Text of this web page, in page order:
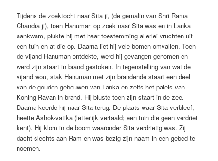
Tijdens de zoektocht naar Sita ji, (de gemalin van Shri Rama
Chandra ji), toen Hanuman op zoek naar Sita was en in Lanka
aankwam, plukte hij met haar toestemming allerlei vruchten uit
een tuin en at die op. Daarna liet hij vele bomen omvallen. Toen
de vijand Hanuman ontdekte, werd hij gevangen genomen en
werd zijn staart in brand gestoken. In tegenstelling van wat de
vijand wou, stak Hanuman met zijn brandende staart een deel
van de gouden gebouwen van Lanka en zelfs het paleis van
Koning Ravan in brand. Hij bluste toen zijn staart in de zee.
Daarna keerde hij naar Sita terug. De plaats waar Sita verbleef,
heette Ashok-vatika (letterlijk vertaald; een tuin die geen verdriet
kent). Hij klom in de boom waaronder Sita verdrietig was. Zij
dacht slechts aan Ram en was bezig zijn naam in een gebed te
noemen.